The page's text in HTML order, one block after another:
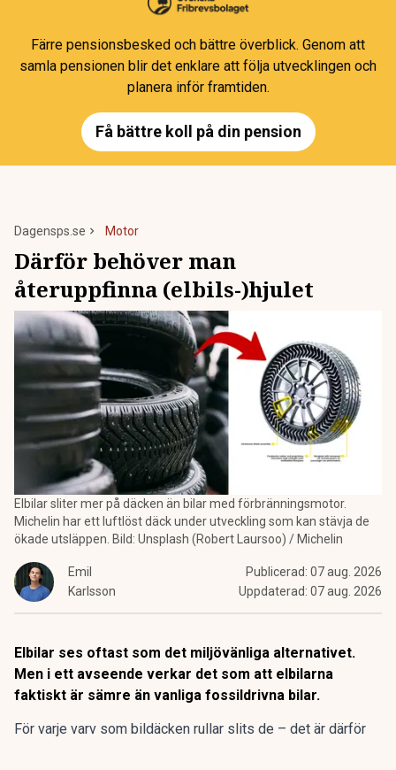
Färre pensionsbesked och bättre överblick. Genom att
samla pensionen blir det enklare att följa utvecklingen och
planera inför framtiden.
Få bättre koll på din pension
Dagensps.se Motor
Därför behöver man
återuppfinna (elbils-)hjulet
Elbilar sliter mer på däcken än bilar med förbränningsmotor.
Michelin har ett luftlöst däck under utveckling som kan stävja de
ökade utsläppen. Bild: Unsplash (Robert Laursoo) / Michelin
Emil
Karlsson
Publicerad: 07 aug. 2026
Uppdaterad: 07 aug. 2026
Elbilar ses oftast som det miljövänliga alternativet.
Men i ett avseende verkar det som att elbilarna
faktiskt är sämre än vanliga fossildrivna bilar.
För varje varv som bildäcken rullar slits de – det är därför